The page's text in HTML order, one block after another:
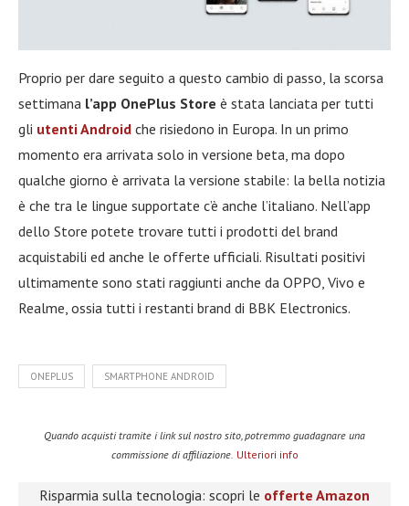
Proprio per dare seguito a questo cambio di passo, la scorsa
settimana l’app OnePlus Store è stata lanciata per tutti
gli utenti Android che risiedono in Europa. In un primo
momento era arrivata solo in versione beta, ma dopo
qualche giorno è arrivata la versione stabile: la bella notizia
è che tra le lingue supportate c’è anche l’italiano. Nell’app
dello Store potete trovare tutti i prodotti del brand
acquistabili ed anche le offerte ufficiali. Risultati positivi
ultimamente sono stati raggiunti anche da OPPO, Vivo e
Realme, ossia tutti i restanti brand di BBK Electronics.
ONEPLUS SMARTPHONE ANDROID
Quando acquisti tramite i link sul nostro sito, potremmo guadagnare una
commissione di affiliazione. Ulteriori info
Risparmia sulla tecnologia: scopri le offerte Amazon